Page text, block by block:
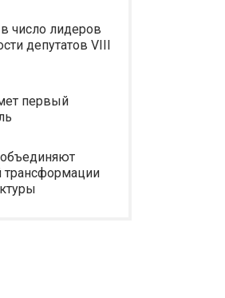
число лидеров
депутатов VIII
первый
трансформации